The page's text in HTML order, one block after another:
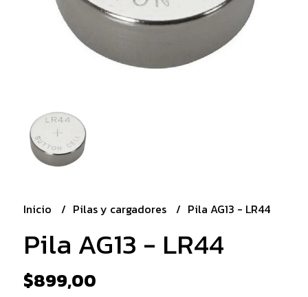
Inicio Pilas y cargadores Pila AG13 - LR44
Pila AG13 - LR44
$899,00